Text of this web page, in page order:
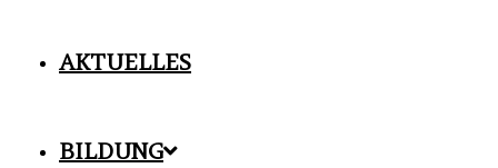
AKTUELLES
BILDUNG